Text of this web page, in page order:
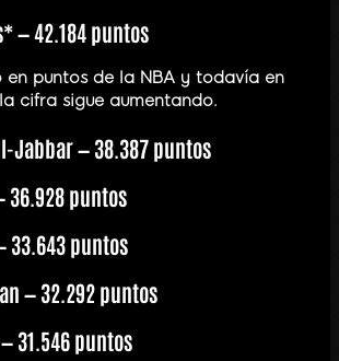
— 42.184 puntos
en puntos de la NBA y todavía en
cifra sigue aumentando.
Jabbar — 38.387 puntos
36.928 puntos
33.643 puntos
— 32.292 puntos
31.546 puntos